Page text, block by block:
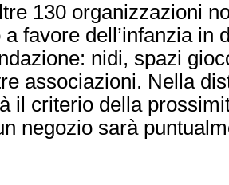
130 organizzazioni
favore dell’infanzia in
nidi, spazi
associazioni. Nella
il criterio della
negozio sarà